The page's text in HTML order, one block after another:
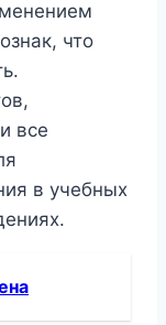
что
все
в учебных